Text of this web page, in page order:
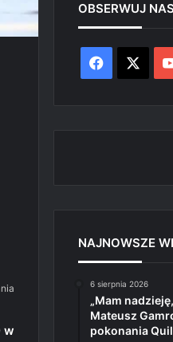
w
OBSERWUJ NAS
Facebook
NAJNOWSZE
6 sierpnia 2026
„Mam
Mateusz
pokonania